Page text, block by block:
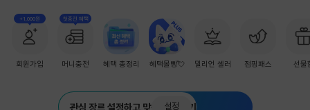
+1,000원
회원가입
첫충전 혜택
머니충전 혜택 총정리 혜택몰빵💘 밀리언 셀러 점핑패스 선물
관심 장르 설정하고 맞춤 추천 받기
설정